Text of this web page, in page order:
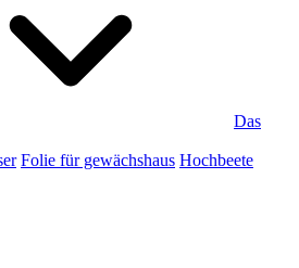
Das
Folie für gewächshaus Hochbeete